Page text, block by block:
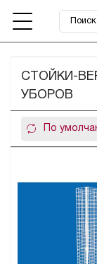
СТОЙКИ-
УБОРОВ